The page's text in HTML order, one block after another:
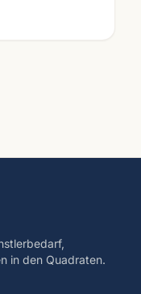
in den Quadraten.